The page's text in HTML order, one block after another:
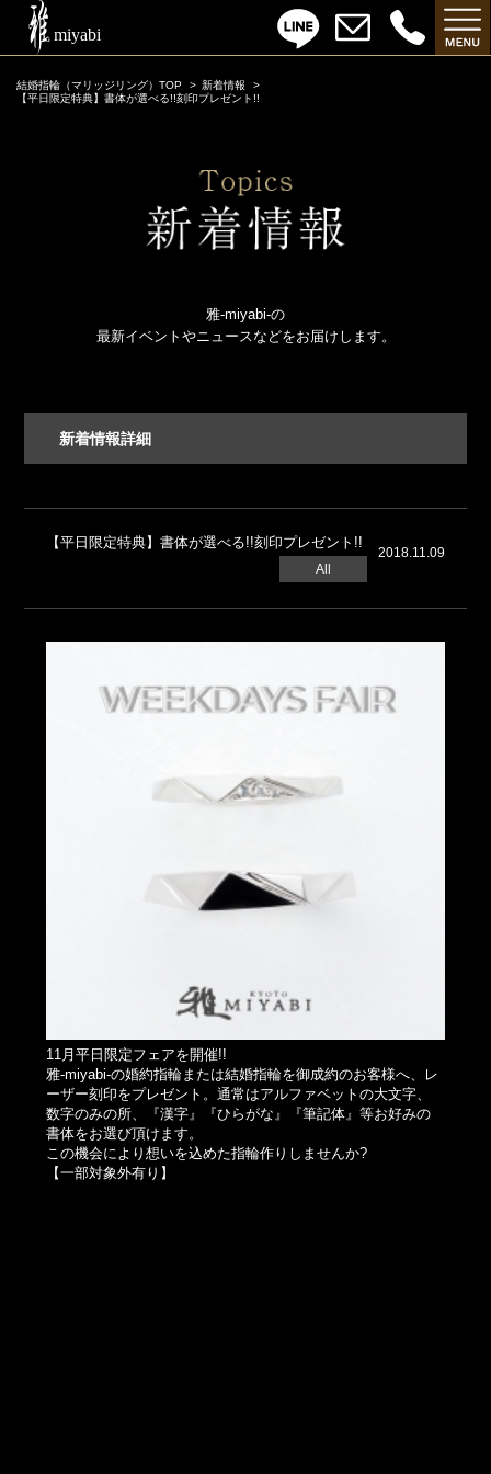
結婚指輪（マリッジリング）TOP
新着情報
【平日限定特典】書体が選べる!!刻印プレゼント!!
雅-miyabi-の
最新イベントやニュースなどをお届けします。
新着情報詳細
【平日限定特典】書体が選べる!!刻印プレゼント!!
2018.11.09
All
11月平日限定フェアを開催!!
雅-miyabi-の婚約指輪または結婚指輪を御成約のお客様へ、レ
ーザー刻印をプレゼント。通常はアルファベットの大文字、
数字のみの所、『漢字』『ひらがな』『筆記体』等お好みの
書体をお選び頂けます。
この機会により想いを込めた指輪作りしませんか?
【一部対象外有り】